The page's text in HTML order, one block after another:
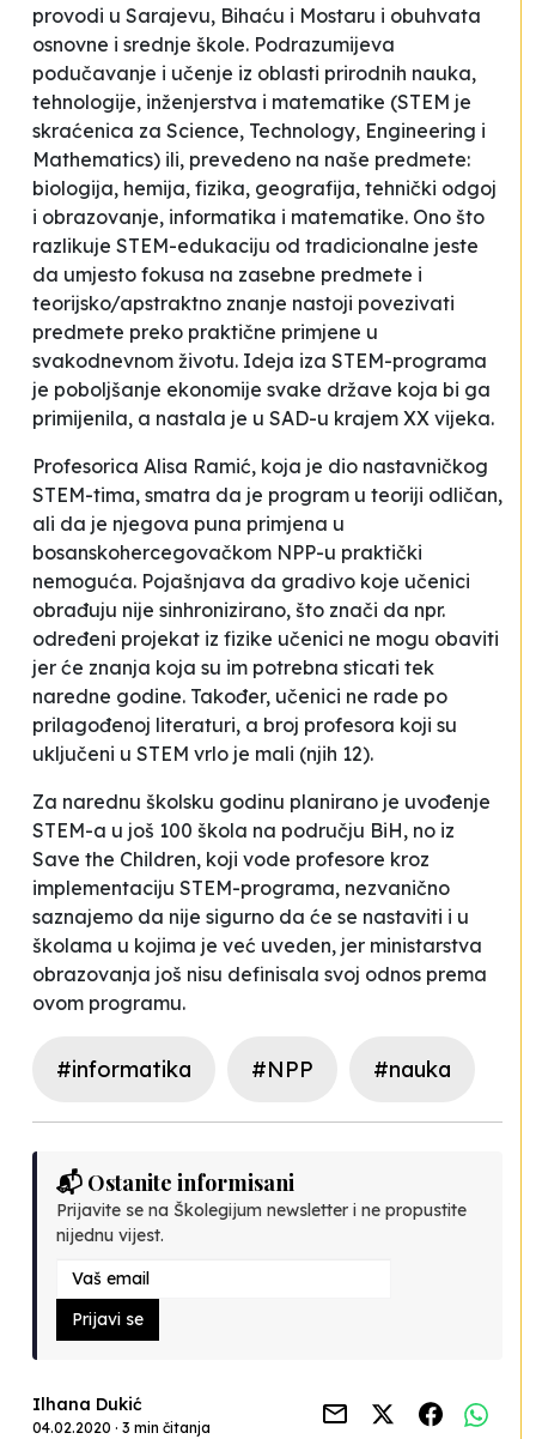
provodi u Sarajevu, Bihaću i Mostaru i obuhvata
osnovne i srednje škole. Podrazumijeva
podučavanje i učenje iz oblasti prirodnih nauka,
tehnologije, inženjerstva i matematike (STEM je
skraćenica za Science, Technology, Engineering i
Mathematics) ili, prevedeno na naše predmete:
biologija, hemija, fizika, geografija, tehnički odgoj
i obrazovanje, informatika i matematike. Ono što
razlikuje STEM-edukaciju od tradicionalne jeste
da umjesto fokusa na zasebne predmete i
teorijsko/apstraktno znanje nastoji povezivati
predmete preko praktične primjene u
svakodnevnom životu. Ideja iza STEM-programa
je poboljšanje ekonomije svake države koja bi ga
primijenila, a nastala je u SAD-u krajem XX vijeka.
Profesorica Alisa Ramić, koja je dio nastavničkog
STEM-tima, smatra da je program u teoriji odličan,
ali da je njegova puna primjena u
bosanskohercegovačkom NPP-u praktički
nemoguća. Pojašnjava da gradivo koje učenici
obrađuju nije sinhronizirano, što znači da npr.
određeni projekat iz fizike učenici ne mogu obaviti
jer će znanja koja su im potrebna sticati tek
naredne godine. Također, učenici ne rade po
prilagođenoj literaturi, a broj profesora koji su
uključeni u STEM vrlo je mali (njih 12).
Za narednu školsku godinu planirano je uvođenje
STEM-a u još 100 škola na području BiH, no iz
Save the Children, koji vode profesore kroz
implementaciju STEM-programa, nezvanično
saznajemo da nije sigurno da će se nastaviti i u
školama u kojima je već uveden, jer ministarstva
obrazovanja još nisu definisala svoj odnos prema
ovom programu.
#informatika #NPP #nauka
📬 Ostanite informisani
Prijavite se na Školegijum newsletter i ne propustite
nijednu vijest.
Prijavi se
Ilhana Dukić
04.02.2020 · 3 min čitanja